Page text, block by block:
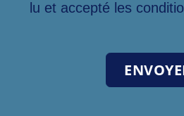
lu et accepté les